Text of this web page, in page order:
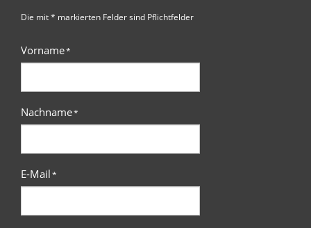
Die mit * markierten Felder sind Pflichtfelder
Vorname*
Nachname*
E-Mail*